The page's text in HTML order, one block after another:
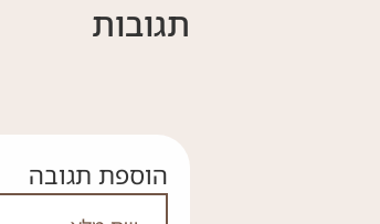
תגובות
אם אתה לא
הוספת תגובה
שם מלא